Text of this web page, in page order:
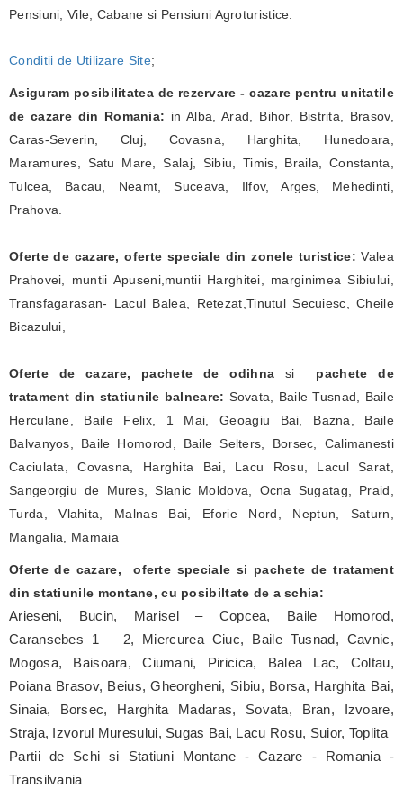
Pensiuni, Vile, Cabane si Pensiuni Agroturistice.
Conditii de Utilizare Site;
Asiguram posibilitatea de rezervare - cazare pentru unitatile
de cazare din Romania: in Alba, Arad, Bihor, Bistrita, Brasov,
Caras-Severin, Cluj, Covasna, Harghita, Hunedoara,
Maramures, Satu Mare, Salaj, Sibiu, Timis, Braila, Constanta,
Tulcea, Bacau, Neamt, Suceava, Ilfov, Arges, Mehedinti,
Prahova.
Oferte de cazare, oferte speciale din zonele turistice: Valea
Prahovei, muntii Apuseni,muntii Harghitei, marginimea Sibiului,
Transfagarasan- Lacul Balea, Retezat,Tinutul Secuiesc, Cheile
Bicazului,
Oferte de cazare, pachete de odihna si pachete de
tratament din statiunile balneare: Sovata, Baile Tusnad, Baile
Herculane, Baile Felix, 1 Mai, Geoagiu Bai, Bazna, Baile
Balvanyos, Baile Homorod, Baile Selters, Borsec, Calimanesti
Caciulata, Covasna, Harghita Bai, Lacu Rosu, Lacul Sarat,
Sangeorgiu de Mures, Slanic Moldova, Ocna Sugatag, Praid,
Turda, Vlahita, Malnas Bai, Eforie Nord, Neptun, Saturn,
Mangalia, Mamaia
Oferte de cazare, oferte speciale si pachete de tratament
din statiunile montane, cu posibiltate de a schia:
Arieseni, Bucin, Marisel – Copcea, Baile Homorod,
Caransebes 1 – 2, Miercurea Ciuc, Baile Tusnad, Cavnic,
Mogosa, Baisoara, Ciumani, Piricica, Balea Lac, Coltau,
Poiana Brasov, Beius, Gheorgheni, Sibiu, Borsa, Harghita Bai,
Sinaia, Borsec, Harghita Madaras, Sovata, Bran, Izvoare,
Straja, Izvorul Muresului, Sugas Bai, Lacu Rosu, Suior, Toplita
Partii de Schi si Statiuni Montane - Cazare - Romania -
Transilvania